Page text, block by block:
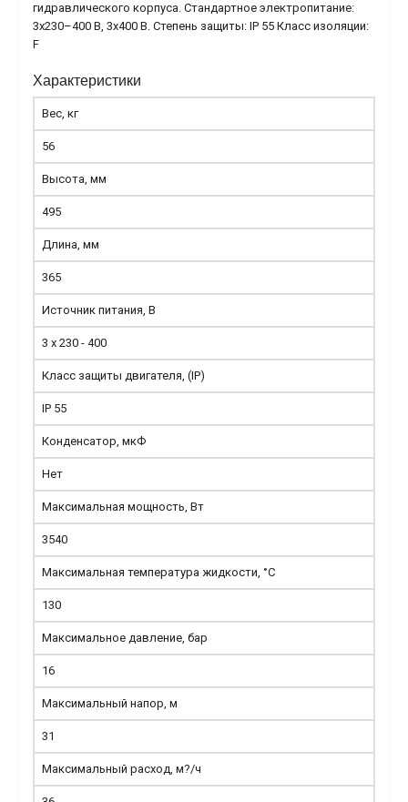
гидравлического корпуса. Стандартное электропитание:
3x230–400 В, 3x400 В. Степень защиты: IP 55 Класс изоляции:
F
Характеристики
Вес, кг
56
Высота, мм
495
Длина, мм
365
Источник питания, В
3 x 230 - 400
Класс защиты двигателя, (IP)
IP 55
Конденсатор, мкФ
Нет
Максимальная мощность, Вт
3540
Максимальная температура жидкости, °С
130
Максимальное давление, бар
16
Максимальный напор, м
31
Максимальный расход, м?/ч